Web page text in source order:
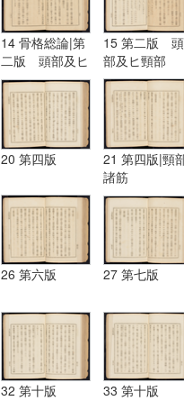
14 骨格総論|第
二版 頭部及ヒ
頸部
15 第二版 頭
部及ヒ頸部
20 第四版
21 第四版|頸
諸筋
26 第六版 27 第七版
32 第十版 33 第十版